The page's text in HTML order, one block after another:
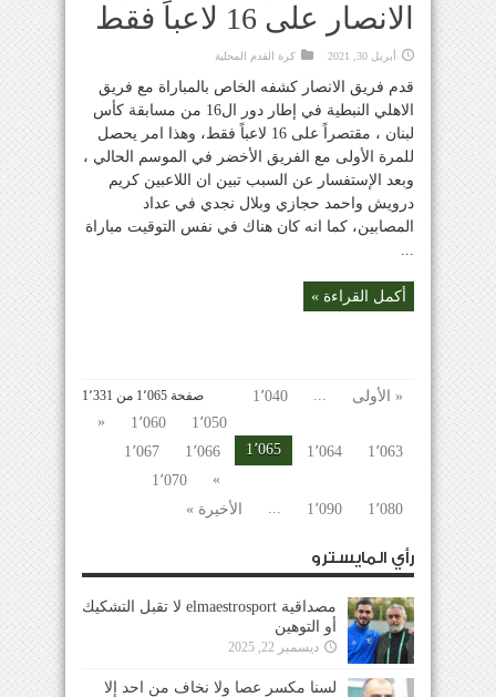
الانصار على 16 لاعباً فقط
أبريل 30, 2021 كرة القدم المحلية
قدم فريق الانصار كشفه الخاص بالمباراة مع فريق
الاهلي النبطية في إطار دور ال16 من مسابقة كأس
لبنان ، مقتصراً على 16 لاعباً فقط، وهذا امر يحصل
للمرة الأولى مع الفريق الأخضر في الموسم الحالي ،
وبعد الإستفسار عن السبب تبين ان اللاعبين كريم
درويش واحمد حجازي وبلال نجدي في عداد
المصابين، كما انه كان هناك في نفس التوقيت مباراة
...
أكمل القراءة »
صفحة 1٬065 من 1٬331 « الأولى ...
1٬040
1٬050
1٬060
«
1٬063
1٬064 1٬065 1٬066
1٬067
»
1٬070
1٬080
1٬090 ... الأخيرة »
رأي المايسترو
مصداقية elmaestrosport لا تقبل التشكيك
أو التوهين
ديسمبر 22, 2025
لسنا مكسر عصا ولا نخاف من احد إلا